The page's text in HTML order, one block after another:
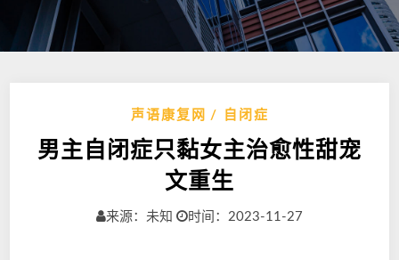
声语康复网 自闭症
男主自闭症只黏女主治愈性甜宠
文重生
来源：未知 时间：2023-11-27